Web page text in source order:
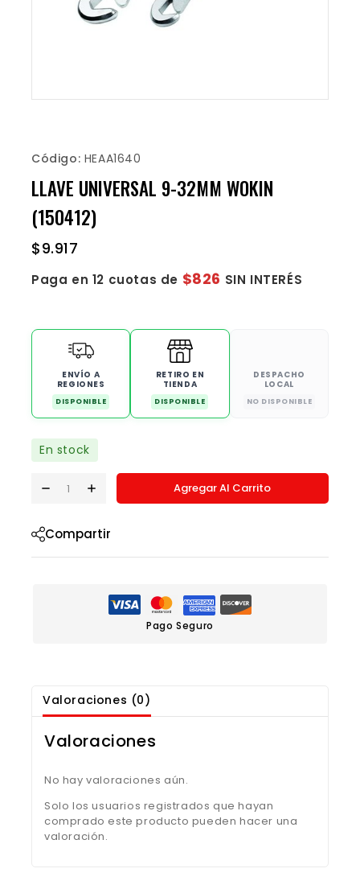
Código: HEAA1640
LLAVE UNIVERSAL 9-32MM WOKIN
(150412)
$9.917
Paga en 12 cuotas de $826 SIN INTERÉS
ENVÍO A
REGIONES
DISPONIBLE
RETIRO EN
TIENDA
DISPONIBLE
DESPACHO
LOCAL
NO DISPONIBLE
En stock
Agregar Al Carrito
Compartir
Pago Seguro
Valoraciones (0)
Valoraciones
No hay valoraciones aún.
Solo los usuarios registrados que hayan
comprado este producto pueden hacer una
valoración.